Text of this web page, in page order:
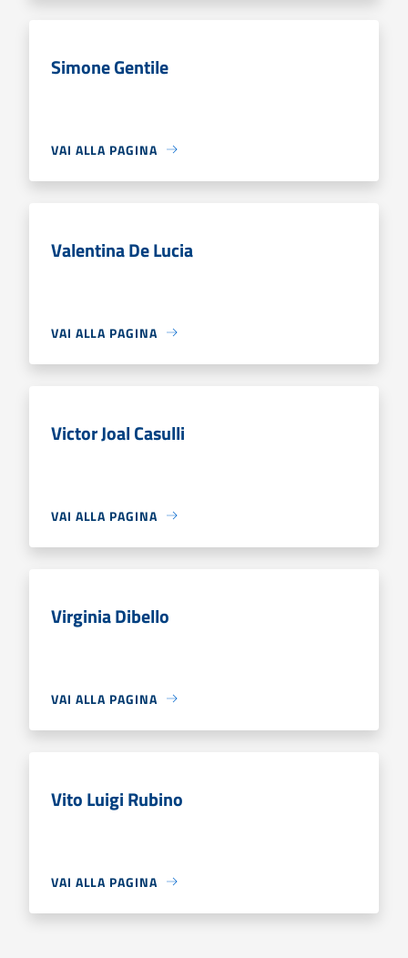
Simone Gentile
VAI ALLA PAGINA
Valentina De Lucia
VAI ALLA PAGINA
Victor Joal Casulli
VAI ALLA PAGINA
Virginia Dibello
VAI ALLA PAGINA
Vito Luigi Rubino
VAI ALLA PAGINA